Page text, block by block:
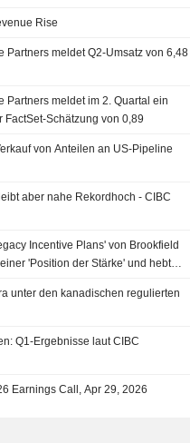
Rise
Partners meldet Q2-Umsatz von 6,48
Partners meldet im 2. Quartal ein
FactSet-Schätzung von 0,89
von Anteilen an US-Pipeline
aber nahe Rekordhoch - CIBC
Incentive Plans' von Brookfield
'Position der Stärke' und hebt
unter den kanadischen regulierten
Q1-Ergebnisse laut CIBC
Earnings Call, Apr 29, 2026